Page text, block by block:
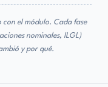
el módulo. Cada fase
nominales, ILGL)
y por qué.